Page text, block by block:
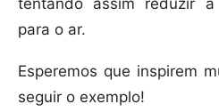
para o ar.
Esperemos que inspirem
seguir o exemplo!